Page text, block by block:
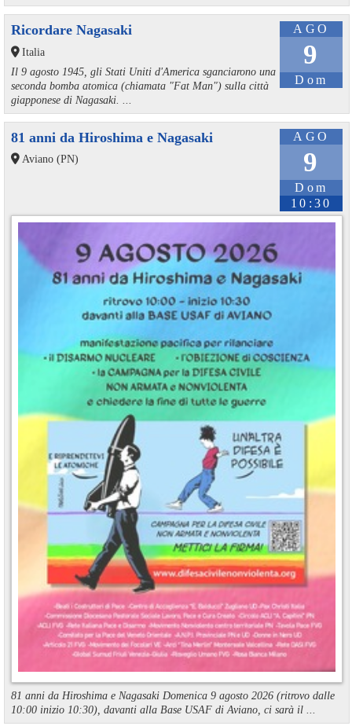
AGO
9
Dom
Ricordare Nagasaki
Italia
Il 9 agosto 1945, gli Stati Uniti d'America sganciarono una
seconda bomba atomica (chiamata "Fat Man") sulla città
giapponese di Nagasaki. ...
AGO
9
Dom
10:30
81 anni da Hiroshima e Nagasaki
Aviano (PN)
81 anni da Hiroshima e Nagasaki Domenica 9 agosto 2026 (ritrovo dalle
10:00 inizio 10:30), davanti alla Base USAF di Aviano, ci sarà il ...